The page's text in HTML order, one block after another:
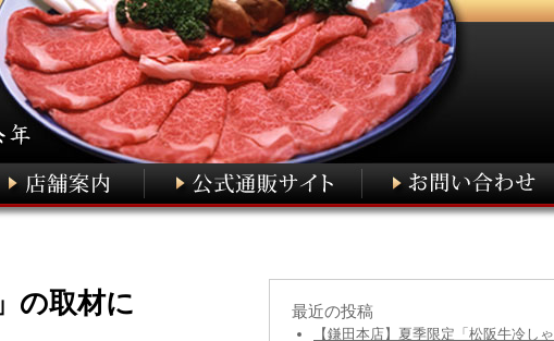
の取材に
最近の投稿
【鎌田本店】夏季限定「松阪牛冷しゃ